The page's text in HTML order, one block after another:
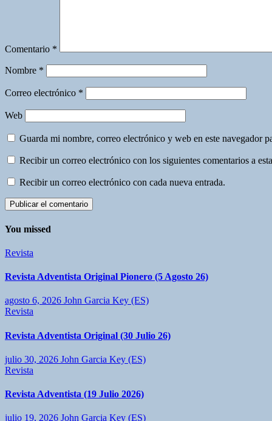
Comentario *
Nombre *
Correo electrónico *
Web
Guarda mi nombre, correo electrónico y web en este navegador
Recibir un correo electrónico con los siguientes comentarios a
Recibir un correo electrónico con cada nueva entrada.
You missed
Revista
Revista Adventista Original Pionero (5 Agosto 26)
agosto 6, 2026 John Garcia Key (ES)
Revista
Revista Adventista Original (30 Julio 26)
julio 30, 2026 John Garcia Key (ES)
Revista
Revista Adventista (19 Julio 2026)
julio 19, 2026 John Garcia Key (ES)